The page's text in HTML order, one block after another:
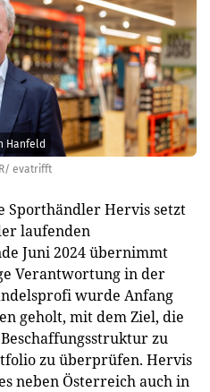
evatrifft
Hanfeld
Sporthändler Hervis setzt
laufenden
Juni 2024 übernimmt
Verantwortung in der
wurde Anfang
geholt, mit dem Ziel, die
zu
zu überprüfen. Hervis
neben Österreich auch in